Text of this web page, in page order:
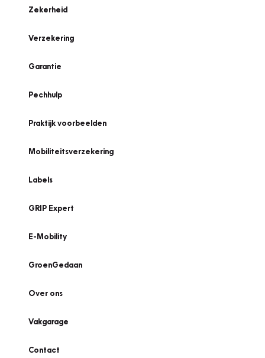
Zekerheid
Verzekering
Garantie
Pechhulp
Praktijk voorbeelden
Mobiliteitsverzekering
Labels
GRIP Expert
E-Mobility
GroenGedaan
Over ons
Vakgarage
Contact